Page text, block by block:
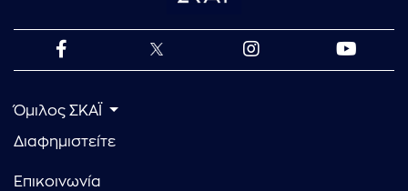
Όμιλος ΣΚΑΪ
Διαφημιστείτε
Επικοινωνία